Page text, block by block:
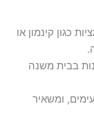
כגון קינמון או
בבית משנה
ומשאיר